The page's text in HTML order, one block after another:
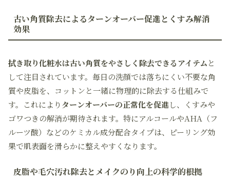
古い角質除去によるターンオーバー促進とくすみ解消
効果
拭き取り化粧水は古い角質をやさしく除去できるアイテムと
して注目されています。毎日の洗顔では落ちにくい不要な角
質や皮脂を、コットンと一緒に物理的に除去する仕組みで
す。これにより ターンオーバーの正常化を促進し、くすみや
ゴワつきの解消が期待されます。特にアルコールやAHA（フ
ルーツ酸）などのケミカル成分配合タイプは、ピーリング効
果で肌表面を滑らかに整えやすくなります。
皮脂や毛穴汚れ除去とメイクのり向上の科学的根拠